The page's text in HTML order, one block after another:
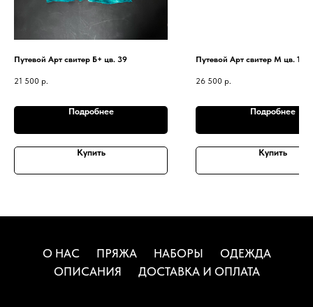
Путевой Арт свитер Б+ цв. 39
21 500 р.
Подробнее
Купить
Путевой Арт свитер М цв. 12
26 500 р.
Подробнее
Купить
О НАС ПРЯЖА НАБОРЫ
ОДЕЖДА
ОПИСАНИЯ
ДОСТАВКА И ОПЛАТА